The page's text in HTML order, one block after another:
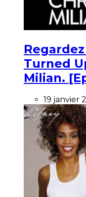
Turned
Milian.
19 janvier